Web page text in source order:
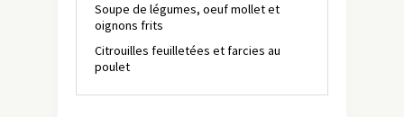
Soupe de légumes, oeuf mollet et
oignons frits
Citrouilles feuilletées et farcies au
poulet